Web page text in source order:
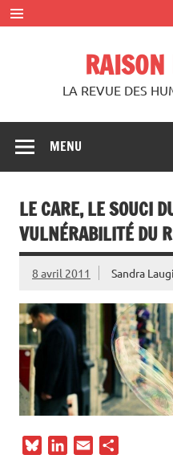
Skip
to
content
LA REVUE DES
MENU
LE CARE, LE SOUCI
VULNÉRABILITÉ DU
8 avril 2011 Sandra